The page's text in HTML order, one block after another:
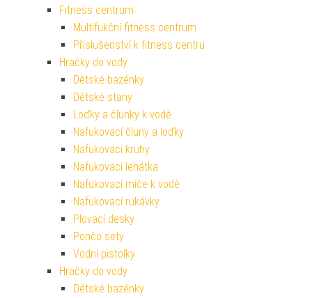
Fitness centrum
Multifukční fitness centrum
Příslušenství k fitness centru
Hračky do vody
Dětské bazénky
Dětské stany
Loďky a člunky k vodě
Nafukovací čluny a loďky
Nafukovací kruhy
Nafukovací lehátka
Nafukovací míče k vodě
Nafukovací rukávky
Plovací desky
Pončo sety
Vodní pistolky
Hračky do vody
Dětské bazénky